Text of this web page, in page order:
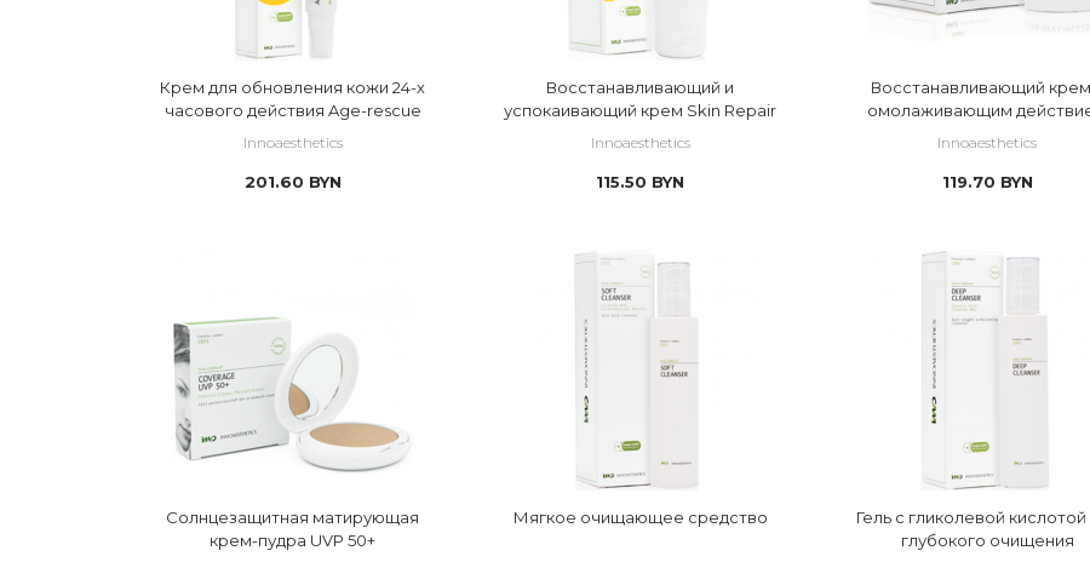
Крем для обновления кожи 24-х
часового действия Age-rescue
Innoaesthetics
201.60 BYN
Восстанавливающий и
успокаивающий крем Skin Repair
Innoaesthetics
115.50 BYN
Восстанавливающий
омолаживающим
Innoaesthetics
119.70 BYN
Солнцезащитная матирующая
крем-пудра UVP 50+
Мягкое очищающее средство
Гель с гликолевой кислотой
глубокого очищения